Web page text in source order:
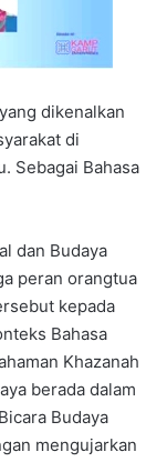
dikenalkan
di
Sebagai Bahasa
dan Budaya
peran orangtua
kepada
Bahasa
Khazanah
berada dalam
Budaya
mengujarkan